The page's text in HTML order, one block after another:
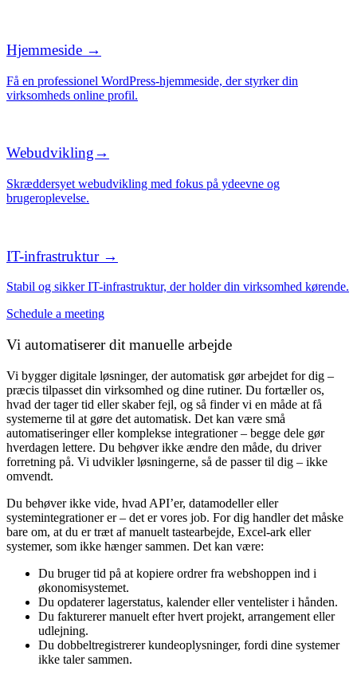
Hjemmeside →
Få en professionel WordPress-hjemmeside, der styrker din
virksomheds online profil.
Webudvikling→
Skræddersyet webudvikling med fokus på ydeevne og
brugeroplevelse.
IT-infrastruktur →
Stabil og sikker IT-infrastruktur, der holder din virksomhed kørende.
Schedule a meeting
Vi automatiserer dit manuelle arbejde
Vi bygger digitale løsninger, der automatisk gør arbejdet for dig –
præcis tilpasset din virksomhed og dine rutiner. Du fortæller os,
hvad der tager tid eller skaber fejl, og så finder vi en måde at få
systemerne til at gøre det automatisk. Det kan være små
automatiseringer eller komplekse integrationer – begge dele gør
hverdagen lettere. Du behøver ikke ændre den måde, du driver
forretning på. Vi udvikler løsningerne, så de passer til dig – ikke
omvendt.
Du behøver ikke vide, hvad API’er, datamodeller eller
systemintegrationer er – det er vores job. For dig handler det måske
bare om, at du er træt af manuelt tastearbejde, Excel-ark eller
systemer, som ikke hænger sammen. Det kan være:
Du bruger tid på at kopiere ordrer fra webshoppen ind i
økonomisystemet.
Du opdaterer lagerstatus, kalender eller ventelister i hånden.
Du fakturerer manuelt efter hvert projekt, arrangement eller
udlejning.
Du dobbeltregistrerer kundeoplysninger, fordi dine systemer
ikke taler sammen.